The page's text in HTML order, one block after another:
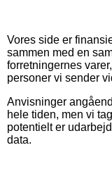
Vores side er
sammen med en
forretningernes
personer vi sender
Anvisninger
hele tiden, men vi
potentielt er
data.